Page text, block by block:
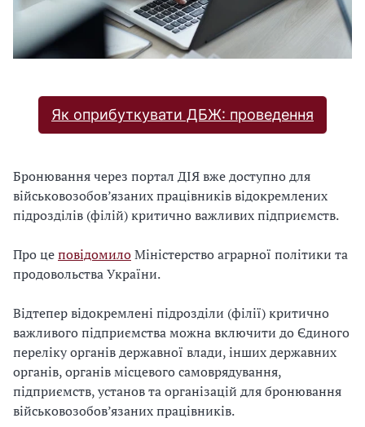
Як оприбуткувати ДБЖ: проведення
Бронювання через портал ДІЯ вже доступно для
військовозобов’язаних працівників відокремлених
підрозділів (філій) критично важливих підприємств.
Про цеповідомилоМіністерство аграрної політики та
продовольства України.
Відтепер відокремлені підрозділи (філії) критично
важливого підприємства можна включити до Єдиного
переліку органів державної влади, інших державних
органів, органів місцевого самоврядування,
підприємств, установ та організацій для бронювання
військовозобов’язаних працівників.